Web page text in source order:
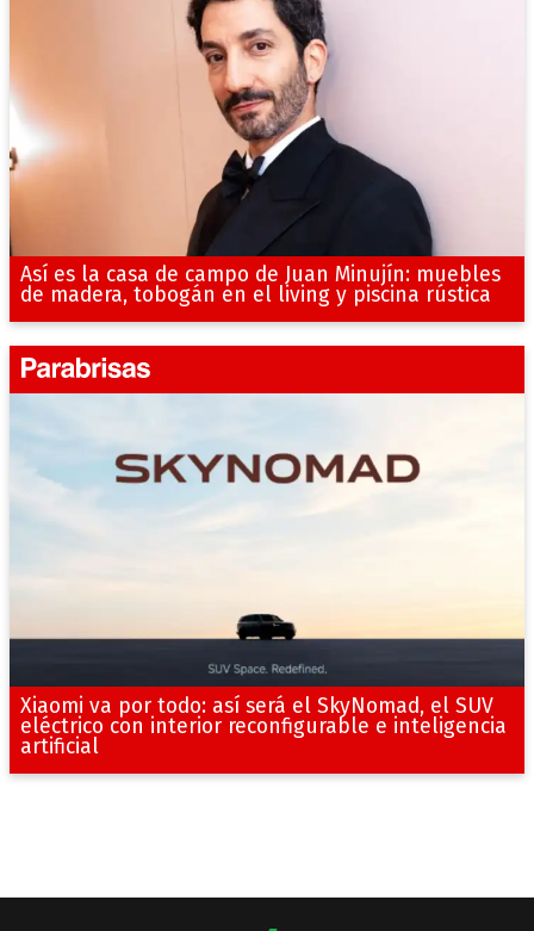
Así es la casa de campo de Juan Minujín: muebles
de madera, tobogán en el living y piscina rústica
Xiaomi va por todo: así será el SkyNomad, el SUV
eléctrico con interior reconfigurable e inteligencia
artificial